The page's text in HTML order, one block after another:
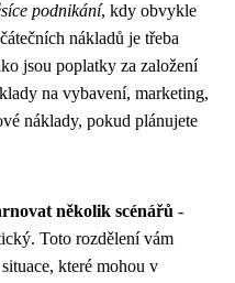
podnikání, kdy obvykle
nákladů je třeba
jsou poplatky za založení
na vybavení, marketing,
náklady, pokud plánujete
několik scénářů -
Toto rozdělení vám
které mohou v